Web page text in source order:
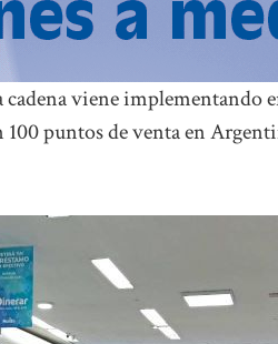
cadena viene
puntos de venta en